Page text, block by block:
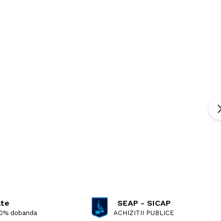
dobanda
SEAP - SICAP
ACHIZITII PUBLICE